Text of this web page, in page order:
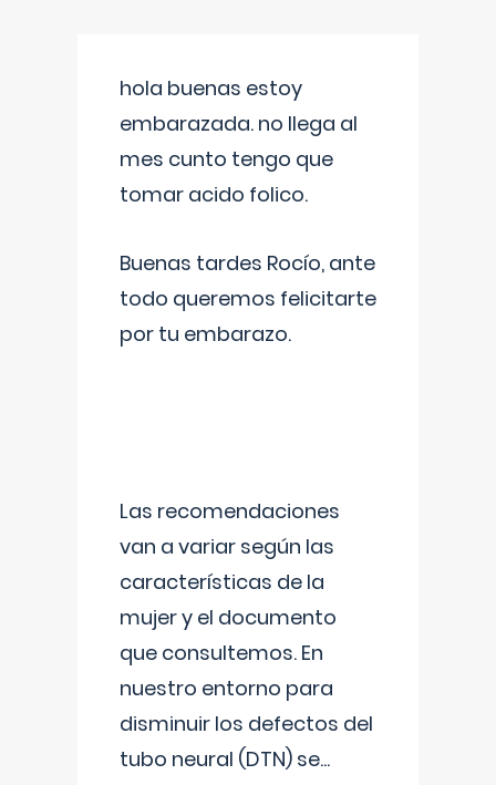
hola buenas estoy
embarazada. no llega al
mes cunto tengo que
tomar acido folico.
Buenas tardes Rocío, ante
todo queremos felicitarte
por tu embarazo.
Las recomendaciones
van a variar según las
características de la
mujer y el documento
que consultemos. En
nuestro entorno para
disminuir los defectos del
tubo neural (DTN) se...